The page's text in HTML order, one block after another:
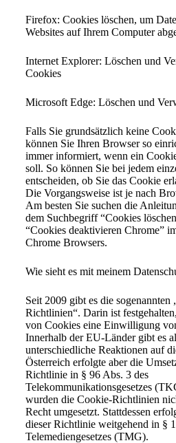
Firefox: Cookies löschen, um
Websites auf Ihrem Computer
Internet Explorer: Löschen und
Cookies
Microsoft Edge: Löschen und
Falls Sie grundsätzlich keine
können Sie Ihren Browser so
immer informiert, wenn ein
soll. So können Sie bei jedem
entscheiden, ob Sie das Cookie
Die Vorgangsweise ist je nach
Am besten Sie suchen die
dem Suchbegriff “Cookies
“Cookies deaktivieren Chrome”
Chrome Browsers.
Wie sieht es mit meinem
Seit 2009 gibt es die sogenannten
Richtlinien“. Darin ist
von Cookies eine Einwilligung
Innerhalb der EU-Länder gibt es
unterschiedliche Reaktionen auf
Österreich erfolgte aber die
Richtlinie in § 96 Abs. 3 des
Telekommunikationsgesetzes
wurden die Cookie-Richtlinien
Recht umgesetzt. Stattdessen
dieser Richtlinie weitgehend in §
Telemediengesetzes (TMG).